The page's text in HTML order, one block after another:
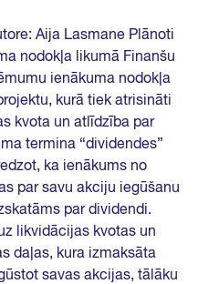
Aija Lasmane Plānoti
nodokļa likumā Finanšu
ienākuma nodokļa
kurā tiek atrisināti
kvota un atlīdzība par
termina “dividendes”
ka ienākums no
par savu akciju iegūšanu
par dividendi.
likvidācijas kvotas un
daļas, kura izmaksāta
savas akcijas, tālāku